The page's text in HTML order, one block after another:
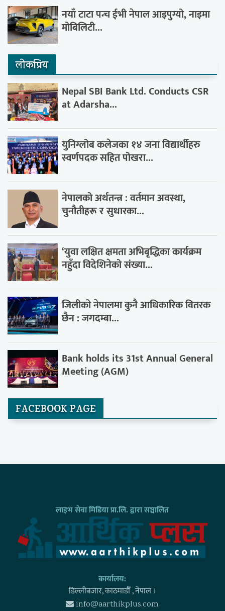
नयाँ टाटा पन्च ईभी नेपाल आइपुग्यो, नाइमा
मोबिलिटी...
लाेकप्रिय
Nepal SBI Bank Ltd. Conducts CSR
at Adarsha...
युनिग्लोब कलेजका १४ जना विद्यार्थीहरु
स्वर्णपदक सहित पोखरा...
नेपालको अर्थतन्त्र : वर्तमान अवस्था,
चुनौतीहरू र सुधारका...
‘युवा लक्षित क्षमता अभिबृद्धिका कार्यक्रम
नहुँदा विदेशिनेको संख्या...
जिलीको नेपालमा कुनै आधिकारिक वितरक
छैन : जगदम्बा...
Bank holds its 31st Annual General
Meeting (AGM)
FACEBOOK PAGE
लाइभ सेवा मिडिया प्रा.लि. द्वारा सञ्चालित
कार्यालय:
डिल्लीबजार, काठमाडाैँ , नेपाल ।
info@aarthikplus.com